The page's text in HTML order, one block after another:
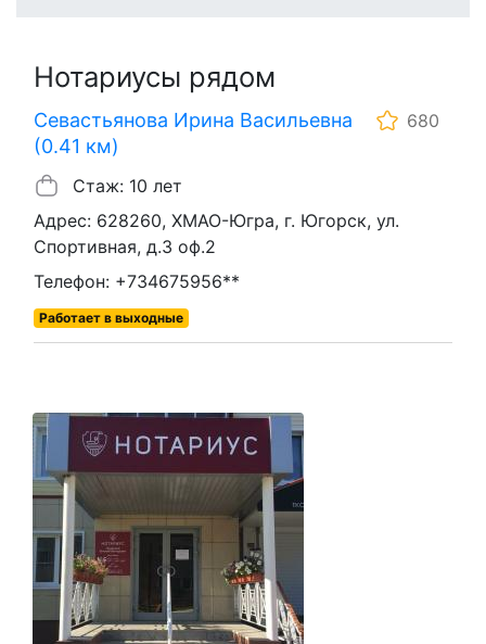
Нотариусы рядом
Севастьянова Ирина Васильевна
(0.41 км)
680
Стаж: 10 лет
Адрес: 628260, ХМАО-Югра, г. Югорск, ул.
Спортивная, д.3 оф.2
Телефон: +734675956**
Работает в выходные